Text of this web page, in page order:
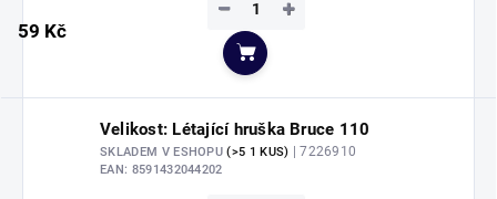
59 Kč
+
−
Do košíku
Velikost: Létající hruška Bruce 110
SKLADEM V ESHOPU(>5 1 KUS) | 7226910
EAN: 8591432044202